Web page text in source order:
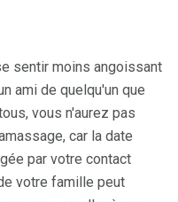
sentir moins angoissant
ami de quelqu'un que
vous n'aurez pas
car la date
par votre contact
votre famille peut